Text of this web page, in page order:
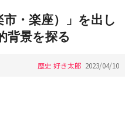
・楽座）」を出し
背景を探る
歴史 好き太郎 2023/04/10